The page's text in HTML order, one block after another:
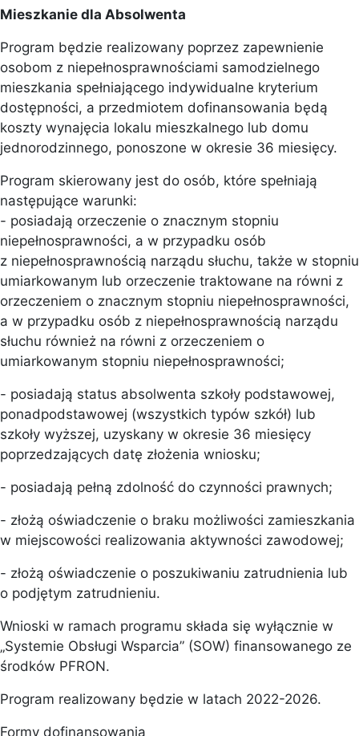
Mieszkanie dla Absolwenta
Program będzie realizowany poprzez zapewnienie
osobom z niepełnosprawnościami samodzielnego
mieszkania spełniającego indywidualne kryterium
dostępności, a przedmiotem dofinansowania będą
koszty wynajęcia lokalu mieszkalnego lub domu
jednorodzinnego, ponoszone w okresie 36 miesięcy.
Program skierowany jest do osób, które spełniają
następujące warunki:
- posiadają orzeczenie o znacznym stopniu
niepełnosprawności, a w przypadku osób
z niepełnosprawnością narządu słuchu, także w stopniu
umiarkowanym lub orzeczenie traktowane na równi z
orzeczeniem o znacznym stopniu niepełnosprawności,
a w przypadku osób z niepełnosprawnością narządu
słuchu również na równi z orzeczeniem o
umiarkowanym stopniu niepełnosprawności;
- posiadają status absolwenta szkoły podstawowej,
ponadpodstawowej (wszystkich typów szkół) lub
szkoły wyższej, uzyskany w okresie 36 miesięcy
poprzedzających datę złożenia wniosku;
- posiadają pełną zdolność do czynności prawnych;
- złożą oświadczenie o braku możliwości zamieszkania
w miejscowości realizowania aktywności zawodowej;
- złożą oświadczenie o poszukiwaniu zatrudnienia lub
o podjętym zatrudnieniu.
Wnioski w ramach programu składa się wyłącznie w
„Systemie Obsługi Wsparcia” (SOW) finansowanego ze
środków PFRON.
Program realizowany będzie w latach 2022-2026.
Formy dofinansowania